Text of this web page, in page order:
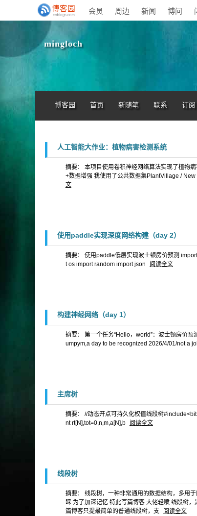
会员 周边 新闻 博问
mingloch
博客园 首页 新随笔 联系 订阅
人工智能大作业：植物病害检测系统
摘要： 本项目使用卷积神经网络算法实现了植物
+数据增强 我使用了公共数据集PlantVillage /
文
使用paddle实现深度网络构建（day 2）
摘要： 使用paddle低层实现波士顿房价预测
t os import random import json
阅读全文
构建神经网络（day 1）
摘要： 第一个任务“Hello，world”：波士顿房价
umpym,a day to be recognized 2026/4/01/not a
主席树
摘要： //动态开点可持久化权值线段树
nt rt[N],tot=0,n,m,a[N],b
阅读全文
线段树
摘要： 线段树，一种非常通用的数据结构，多用
睐 为了加深记忆 特此写篇博客 大佬轻喷 线段树
篇博客只提最简单的普通线段树，支
阅读全文